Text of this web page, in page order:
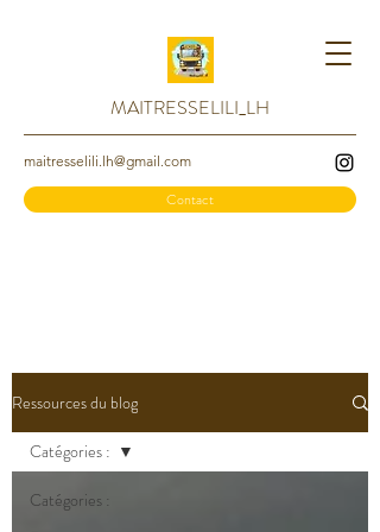
MAITRESSELILI_LH
maitresselili.lh@gmail.com
Contact
Ressources du blog
Catégories :
Catégories :